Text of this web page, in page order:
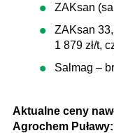
ZAKsan
ZAKsan
1 879 zł/t,
Salmag –
Aktualne ceny
Agrochem Puławy: